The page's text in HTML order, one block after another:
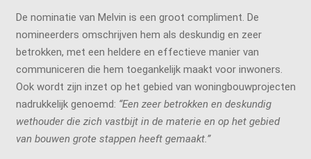
De nominatie van Melvin is een groot compliment. De
nomineerders omschrijven hem als deskundig en zeer
betrokken, met een heldere en effectieve manier van
communiceren die hem toegankelijk maakt voor inwoners.
Ook wordt zijn inzet op het gebied van woningbouwprojecten
nadrukkelijk genoemd: “Een zeer betrokken en deskundig
wethouder die zich vastbijt in de materie en op het gebied
van bouwen grote stappen heeft gemaakt.”